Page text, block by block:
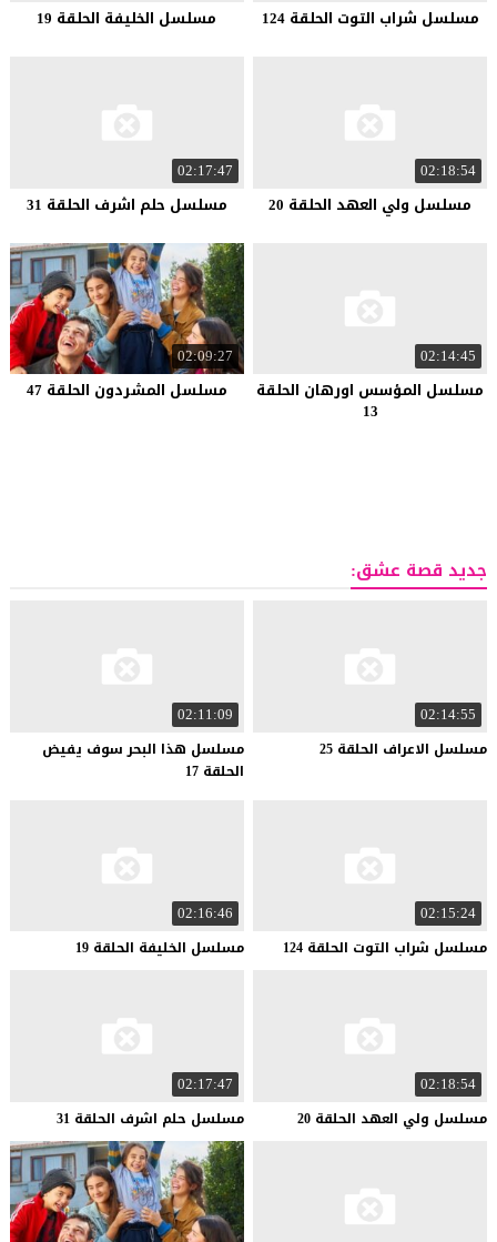
مسلسل شراب التوت الحلقة 124
مسلسل الخليفة الحلقة 19
02:18:54
مسلسل ولي العهد الحلقة 20
02:17:47
مسلسل حلم اشرف الحلقة 31
02:14:45
مسلسل المؤسس اورهان الحلقة
13
02:09:27
مسلسل المشردون الحلقة 47
جديد قصة عشق:
02:14:55
مسلسل الاعراف الحلقة 25
02:11:09
مسلسل هذا البحر سوف يفيض
الحلقة 17
02:15:24
مسلسل شراب التوت الحلقة 124
02:16:46
مسلسل الخليفة الحلقة 19
02:18:54
مسلسل ولي العهد الحلقة 20
02:17:47
مسلسل حلم اشرف الحلقة 31